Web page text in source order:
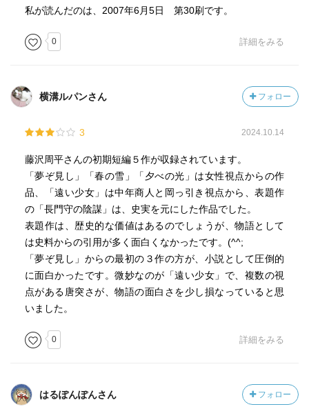
私が読んだのは、2007年6月5日 第30刷です。
0 詳細をみる
横溝ルパンさん フォロー
3 2024.10.14
藤沢周平さんの初期短編５作が収録されています。
「夢ぞ見し」「春の雪」「夕べの光」は女性視点からの作
品、「遠い少女」は中年商人と岡っ引き視点から、表題作
の「長門守の陰謀」は、史実を元にした作品でした。
表題作は、歴史的な価値はあるのでしょうが、物語として
は史料からの引用が多く面白くなかったです。(^^;
「夢ぞ見し」からの最初の３作の方が、小説として圧倒的
に面白かったです。微妙なのが「遠い少女」で、複数の視
点がある唐突さが、物語の面白さを少し損なっていると思
いました。
0 詳細をみる
はるぽんぽんさん フォロー